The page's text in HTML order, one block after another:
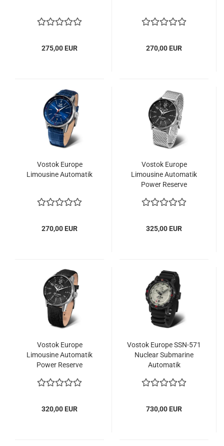
275,00 EUR 270,00 EUR
Vostok Europe
Limousine Automatik
270,00 EUR
Vostok Europe
Limousine Automatik
Power Reserve
325,00 EUR
Vostok Europe
Limousine Automatik
Power Reserve
320,00 EUR
Vostok Europe SSN-​571
Nuclear Submarine
Automatik
730,00 EUR